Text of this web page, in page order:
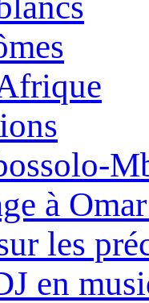
à
les
en